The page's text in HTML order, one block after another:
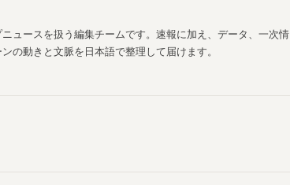
ュースを扱う編集チームです。速報に加え、データ、一次情
の動きと文脈を日本語で整理して届けます。